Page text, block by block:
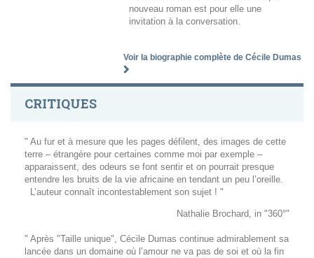
nouveau roman est pour elle une
invitation à la conversation.
Voir la biographie complète de Cécile Dumas
CRITIQUES
" Au fur et à mesure que les pages défilent, des images de cette
terre – étrangère pour certaines comme moi par exemple –
apparaissent, des odeurs se font sentir et on pourrait presque
entendre les bruits de la vie africaine en tendant un peu l’oreille.
L’auteur connaît incontestablement son sujet ! "
Nathalie Brochard, in "360°"
" Après "Taille unique", Cécile Dumas continue admirablement sa
lancée dans un domaine où l’amour ne va pas de soi et où la fin